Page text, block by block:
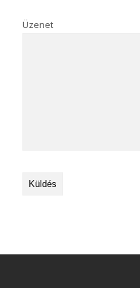
Üzenet